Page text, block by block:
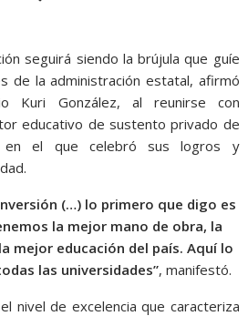
er
seguirá siendo la brújula que guíe
de la administración estatal, afirmó
Kuri González, al reunirse con
educativo de sustento privado de
en el que celebró sus logros y
(…) lo primero que digo es
la mejor mano de obra, la
mejor educación del país. Aquí lo
las universidades”, manifestó.
nivel de excelencia que caracteriza